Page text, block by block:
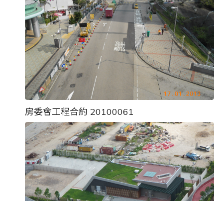
房委會工程合約 20100061